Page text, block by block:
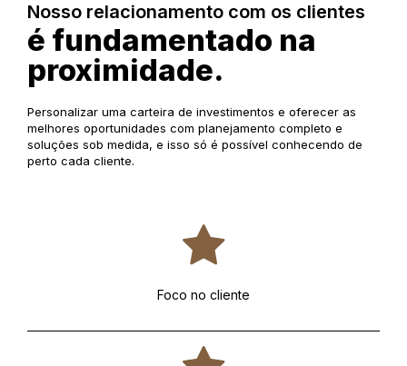
Nosso relacionamento com os clientes
é fundamentado na
proximidade.
Personalizar uma carteira de investimentos e oferecer as
melhores oportunidades com planejamento completo e
soluções sob medida, e isso só é possível conhecendo de
perto cada cliente.
Foco no cliente